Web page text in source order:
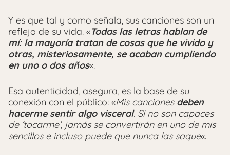
Y es que tal y como señala, sus canciones son un
reflejo de su vida. «Todas las letras hablan de
mí: la mayoría tratan de cosas que he vivido y
otras, misteriosamente, se acaban cumpliendo
en uno o dos años«.
Esa autenticidad, asegura, es la base de su
conexión con el público: «Mis cancionesdeben
hacerme sentir algo visceral. Si no son capaces
de ‘tocarme’, jamás se convertirán en uno de mis
sencillos e incluso puede que nunca las saque«.